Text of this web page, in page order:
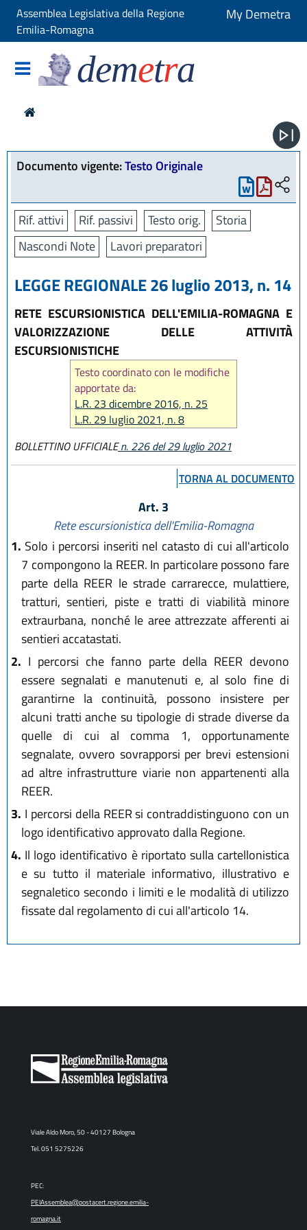
Assemblea Legislativa della Regione
Emilia-Romagna
My Demetra
demetra
Documento vigente:Testo Originale
Rif. attivi Rif. passivi Testo orig.
Storia
Nascondi Note
Lavori preparatori
LEGGE REGIONALE 26 luglio 2013, n. 14
RETE ESCURSIONISTICA DELL'EMILIA-ROMAGNA E
VALORIZZAZIONE DELLE ATTIVITÀ
ESCURSIONISTICHE
Testo coordinato con le modifiche
apportate da:
L.R. 23 dicembre 2016, n. 25
L.R. 29 luglio 2021, n. 8
BOLLETTINO UFFICIALEn. 226 del 29 luglio 2021
TORNA AL DOCUMENTO
Art. 3
Rete escursionistica dell'Emilia-Romagna
1. Solo i percorsi inseriti nel catasto di cui all'articolo
7 compongono la REER. In particolare possono fare
parte della REER le strade carrarecce, mulattiere,
tratturi, sentieri, piste e tratti di viabilità minore
extraurbana, nonché le aree attrezzate afferenti ai
sentieri accatastati.
2. I percorsi che fanno parte della REER devono
essere segnalati e manutenuti e, al solo fine di
garantirne la continuità, possono insistere per
alcuni tratti anche su tipologie di strade diverse da
quelle di cui al comma 1, opportunamente
segnalate, ovvero sovrapporsi per brevi estensioni
ad altre infrastrutture viarie non appartenenti alla
REER.
3. I percorsi della REER si contraddistinguono con un
logo identificativo approvato dalla Regione.
4. Il logo identificativo è riportato sulla cartellonistica
e su tutto il materiale informativo, illustrativo e
segnaletico secondo i limiti e le modalità di utilizzo
fissate dal regolamento di cui all'articolo 14.
Viale Aldo Moro, 50 - 40127 Bologna
Tel. 051 5275226
PEC:
PEIAssemblea@postacert.regione.emilia-
romagna.it